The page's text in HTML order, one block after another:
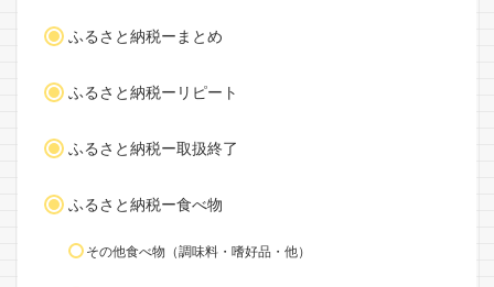
ふるさと納税ーまとめ
ふるさと納税ーリピート
ふるさと納税ー取扱終了
ふるさと納税ー食べ物
その他食べ物（調味料・嗜好品・他）